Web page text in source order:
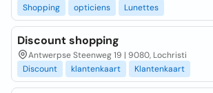
Shopping
opticiens Lunettes
Discount shopping
Antwerpse Steenweg 19 | 9080, Lochristi
Discount
klantenkaart Klantenkaart